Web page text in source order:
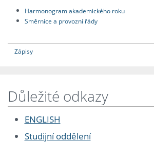
Harmonogram akademického roku
Směrnice a provozní řády
Zápisy
Důležité odkazy
ENGLISH
Studijní oddělení